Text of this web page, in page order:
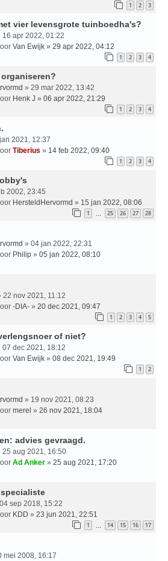
1 2 3
vier levensgrote tuinboedha's?
16 apr 2022, 01:22
Van Ewijk » 29 apr 2022, 04:12
1 2 3 4
» 29 mar 2022, 13:42
Henk J » 06 apr 2022, 21:29
1 2 3 4
2021, 12:37
Tiberius » 14 feb 2022, 09:40
1 2 3 4
2002, 23:45
HersteldHervormd » 15 jan 2022, 08:06
1 … 25 26 27 28
» 04 jan 2022, 22:31
Philip » 05 jan 2022, 08:10
22 nov 2021, 11:12
-DIA- » 20 dec 2021, 09:47
1 2 3 4 5
of niet?
07 dec 2021, 18:12
Van Ewijk » 08 dec 2021, 19:49
1 2
» 19 nov 2021, 08:23
merel » 26 nov 2021, 18:04
advies gevraagd.
25 aug 2021, 16:50
Ad Anker » 25 aug 2021, 17:20
sep 2018, 15:22
KDD » 23 jun 2021, 22:51
1 … 14 15 16 17
mei 2008, 16:17